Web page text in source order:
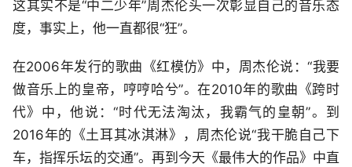
这其实不是“中二少年”周杰伦头一次彰显自己的音乐态
度，事实上，他一直都很“狂”。
在2006年发行的歌曲《红模仿》中，周杰伦说：“我要
做音乐上的皇帝，哼哼哈兮”。在2010年的歌曲《跨时
代》中，他说：“时代无法淘汰，我霸气的皇朝”。到
2016年的《土耳其冰淇淋》，周杰伦说“我干脆自己下
车，指挥乐坛的交通”。再到今天《最伟大的作品》中直